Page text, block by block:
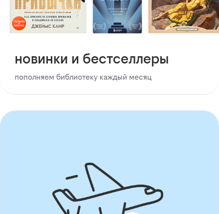
новинки и бестселлеры
пополняем библиотеку каждый месяц